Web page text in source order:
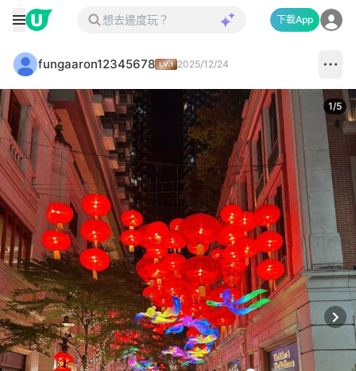
下載App
fungaaron12345678 2025/12/24
1/5